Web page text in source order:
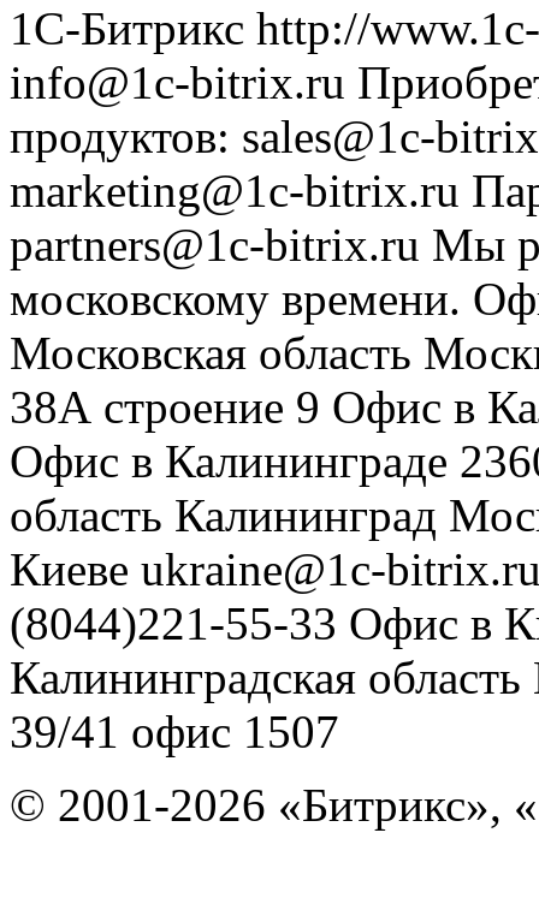
1С-Битрикс http://
info@1c-bitrix.ru
продуктов: sales@1c-
marketing@1c-bitrix.ru
partners@1c-bitrix.ru Мы
московскому времени.
Московская область
38А строение 9 Офис в
Офис в Калининграде
область Калининград
Киеве ukraine@1c-
(8044)221-55-33 Офис в
Калининградская область
39/41 офис 1507
© 2001-2026 «Битрикс»,